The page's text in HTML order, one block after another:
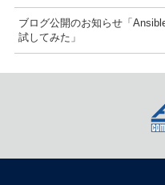
ブログ公開のお知らせ「
試してみた」